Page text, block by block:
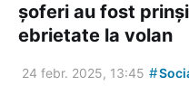
șoferi au fost
ebrietate la volan
24 febr. 2025, 13:45 #